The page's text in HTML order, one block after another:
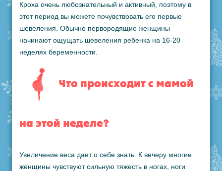
Кроха очень любознательный и активный, поэтому в
этот период вы можете почувствовать его первые
шевеления. Обычно первородящие женщины
начинают ощущать шевеления ребенка на 16-20
неделях беременности.
Что происходит с мамой
на этой неделе?
Увеличение веса дает о себе знать. К вечеру многие
женщины чувствуют сильную тяжесть в ногах, ноги